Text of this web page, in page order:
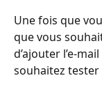
Une fois que
que vous
d’ajouter l’e-
souhaitez tester